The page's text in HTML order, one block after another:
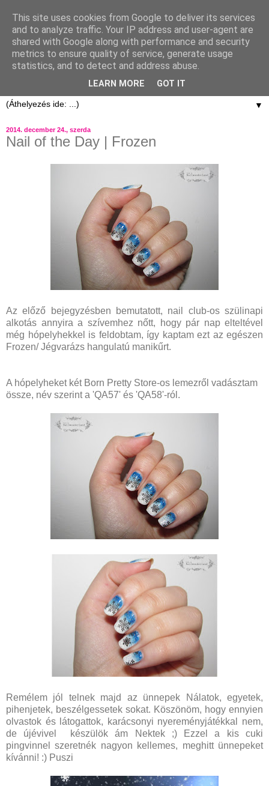
▼
2014. december 24., szerda
Nail of the Day | Frozen
Az előző bejegyzésben bemutatott, nail club-os szülinapi
alkotás annyira a szívemhez nőtt, hogy pár nap elteltével
még hópelyhekkel is feldobtam, így kaptam ezt az egészen
Frozen/ Jégvarázs hangulatú manikűrt.
A hópelyheket két Born Pretty Store-os lemezről vadásztam
össze, név szerint a 'QA57' és 'QA58'-ról.
Remélem jól telnek majd az ünnepek Nálatok, egyetek,
pihenjetek, beszélgessetek sokat. Köszönöm, hogy ennyien
olvastok és látogattok, karácsonyi nyereményjátékkal nem,
de újévivel készülök ám Nektek ;) Ezzel a kis cuki
pingvinnel szeretnék nagyon kellemes, meghitt ünnepeket
kívánni! :) Puszi
This site uses cookies from Google to deliver its services
and to analyze traffic. Your IP address and user-agent are
shared with Google along with performance and security
metrics to ensure quality of service, generate usage
statistics, and to detect and address abuse.
LEARN MORE GOT IT